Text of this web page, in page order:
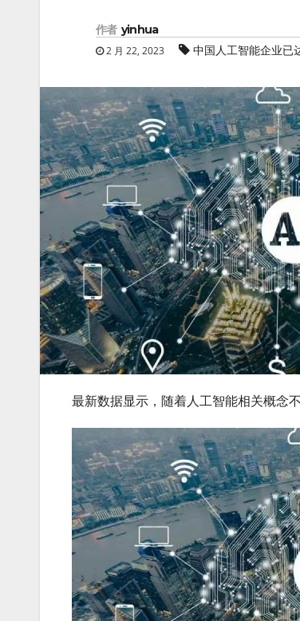
作者 yinhua
2 月 22, 2023 中国人工智能企业已
最新数据显示，随着人工智能相关概念